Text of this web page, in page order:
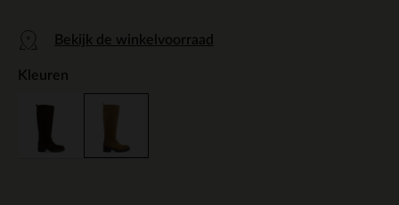
Bekijk de winkelvoorraad
Kleuren